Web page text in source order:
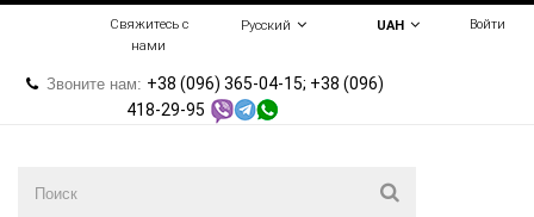
Войти
UAH
Русский
Свяжитесь с
нами
Звоните нам: +38 (096) 365-04-15; +38 (096)
418-29-95